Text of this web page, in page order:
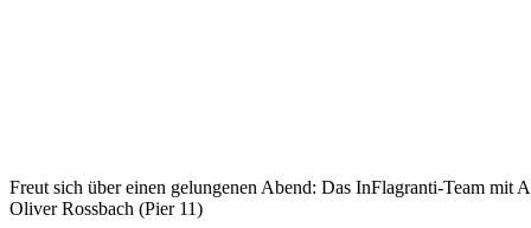
Freut sich über einen gelungenen Abend: Das InFlagranti-Team
Oliver Rossbach (Pier 11)